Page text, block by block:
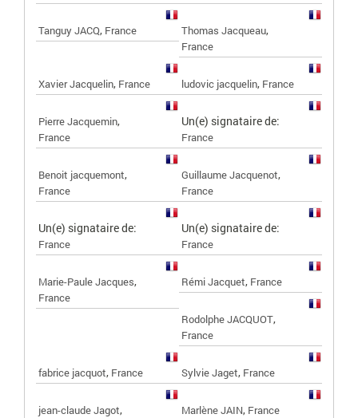
Tanguy JACQ, France Thomas Jacqueau,
France
Xavier Jacquelin, France ludovic jacquelin, France
Pierre Jacquemin,
France
Un(e) signataire de:
France
Benoit jacquemont,
France
Guillaume Jacquenot,
France
Un(e) signataire de:
France
Un(e) signataire de:
France
Marie-Paule Jacques,
France
Rémi Jacquet, France
Rodolphe JACQUOT,
France
fabrice jacquot, France Sylvie Jaget, France
jean-claude Jagot, Marlène JAIN, France